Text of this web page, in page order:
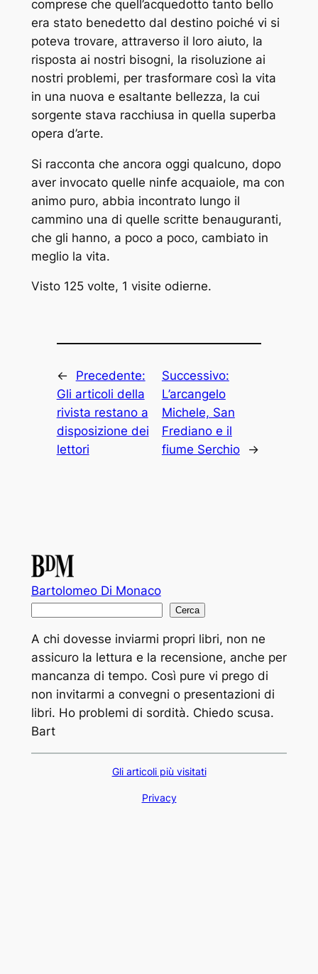
comprese che quell’acquedotto tanto bello
era stato benedetto dal destino poiché vi si
poteva trovare, attraverso il loro aiuto, la
risposta ai nostri bisogni, la risoluzione ai
nostri problemi, per trasformare così la vita
in una nuova e esaltante bellezza, la cui
sorgente stava racchiusa in quella superba
opera d’arte.
Si racconta che ancora oggi qualcuno, dopo
aver invocato quelle ninfe acquaiole, ma con
animo puro, abbia incontrato lungo il
cammino una di quelle scritte benauguranti,
che gli hanno, a poco a poco, cambiato in
meglio la vita.
Visto 125 volte, 1 visite odierne.
←
Precedente:
Gli articoli della
rivista restano a
disposizione dei
lettori
Successivo:
L’arcangelo
Michele, San
Frediano e il
fiume Serchio
→
Bartolomeo Di Monaco
c
Cerca
A chi dovesse inviarmi propri libri, non ne
assicuro la lettura e la recensione, anche per
mancanza di tempo. Così pure vi prego di
non invitarmi a convegni o presentazioni di
libri. Ho problemi di sordità. Chiedo scusa.
Bart
Gli articoli più visitati
Privacy